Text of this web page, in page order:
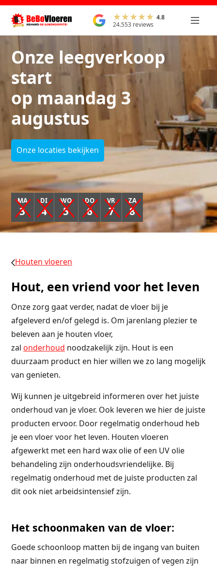
4.8
24.553 reviews
Onze leegverkoop
start
op maandag 3
augustus
Onze locaties bekijken
MA
3
DI
4
WO
5
DO
6
VR
7
ZA
8
Houten vloeren
Hout, een vriend voor het leven
Onze zorg gaat verder, nadat de vloer bij je
afgeleverd en/of gelegd is. Om jarenlang plezier te
beleven aan je houten vloer,
zal onderhoud noodzakelijk zijn. Hout is een
duurzaam product en hier willen we zo lang mogelijk
van genieten.
Wij kunnen je uitgebreid informeren over het juiste
onderhoud van je vloer. Ook leveren we hier de juiste
producten ervoor. Door regelmatig onderhoud heb
je een vloer voor het leven. Houten vloeren
afgewerkt met een hard wax olie of een UV olie
behandeling zijn onderhoudsvriendelijke. Bij
regelmatig onderhoud met de juiste producten zal
dit ook niet arbeidsintensief zijn.
Het schoonmaken van de vloer:
Goede schoonloop matten bij de ingang van buiten
naar binnen en regelmatig stofzuigen of vegen zijn